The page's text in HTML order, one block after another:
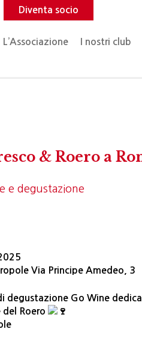
Diventa socio
L’Associazione I nostri club
& Roero a
e degustazione
Via Principe Amedeo, 3
degustazione Go Wine
del Roero